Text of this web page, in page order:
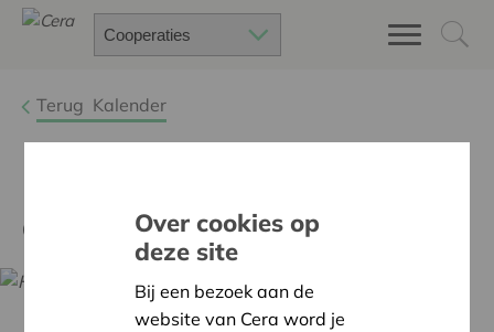
Terug Kalender
arbeidsmarkt eruit in 2050?
Over cookies op
deze site
Bij een bezoek aan de
website van Cera word je